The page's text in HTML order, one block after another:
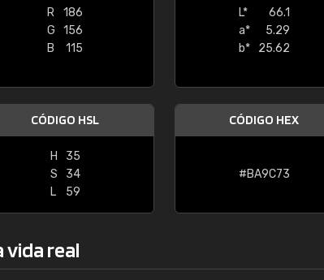
R
186
G
156
B
115
L*
66.1
a*
5.29
b*
25.62
CÓDIGO HSL
H
35
S
34
L
59
CÓDIGO HEX
#BA9C73
vida real